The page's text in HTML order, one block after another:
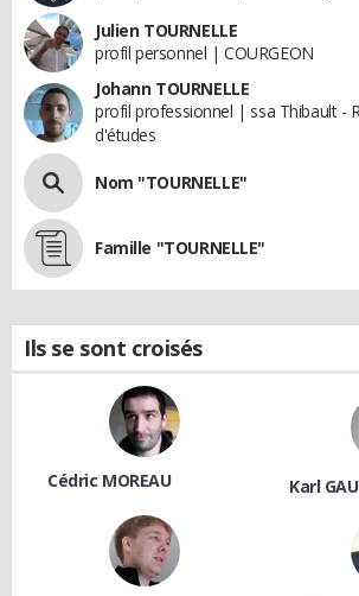
Julien TOURNELLE
profil personnel | COURGEON
Johann TOURNELLE
profil professionnel | ssa Thibault -
d'études
Nom "TOURNELLE"
Famille "TOURNELLE"
Ils se sont croisés
Cédric MOREAU Karl